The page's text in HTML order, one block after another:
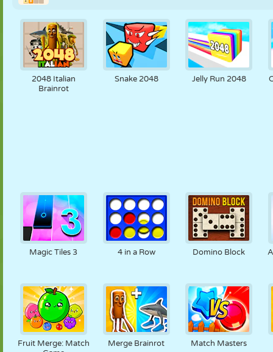
2048 Italian
Brainrot
Snake 2048 Jelly Run 2048
Magic Tiles 3 4 in a Row Domino Block
Fruit Merge: Match
Merge Brainrot Match Masters